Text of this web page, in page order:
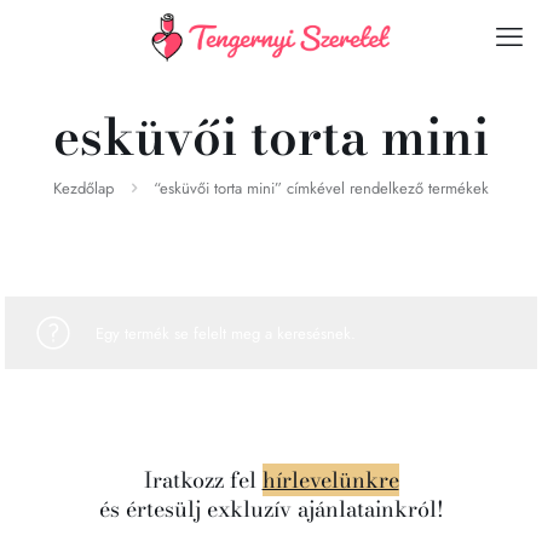
esküvői torta mini
Kezdőlap “esküvői torta mini” címkével rendelkező termékek
Iratkozz felhírlevelünkre
és értesülj exkluzív ajánlatainkról!